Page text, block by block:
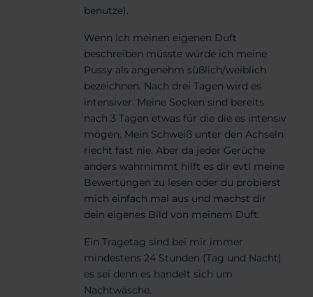
benutze).
Wenn ich meinen eigenen Duft
beschreiben müsste würde ich meine
Pussy als angenehm süßlich/weiblich
bezeichnen. Nach drei Tagen wird es
intensiver. Meine Socken sind bereits
nach 3 Tagen etwas für die die es intensiv
mögen. Mein Schweiß unter den Achseln
riecht fast nie. Aber da jeder Gerüche
anders wahrnimmt hilft es dir evtl meine
Bewertungen zu lesen oder du probierst
mich einfach mal aus und machst dir
dein eigenes Bild von meinem Duft.
Ein Tragetag sind bei mir immer
mindestens 24 Stunden (Tag und Nacht)
es sei denn es handelt sich um
Nachtwäsche.